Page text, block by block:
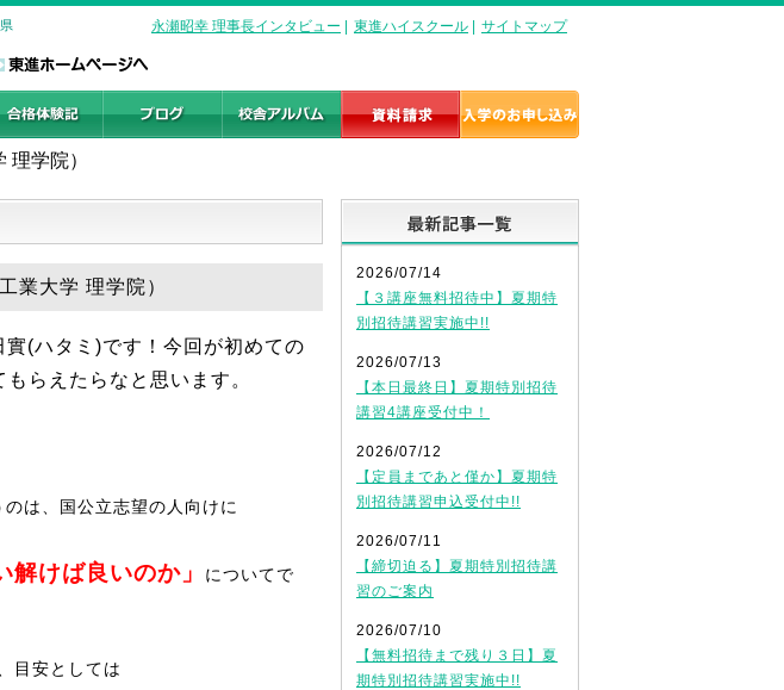
永瀬昭幸 理事長インタビュー 東進ハイスクール サイトマップ
理学院）
大学 理学院）
(ハタミ)です！今回が初めての
らえたらなと思います。
は、国公立志望の人向けに
解けば良いのか」
についてで
目安としては
2026/07/14
【３講座無料招待中】夏期特
別招待講習実施中!!
2026/07/13
【本日最終日】夏期特別招待
講習4講座受付中！
2026/07/12
【定員まであと僅か】夏期特
別招待講習申込受付中!!
2026/07/11
【締切迫る】夏期特別招待講
習のご案内
2026/07/10
【無料招待まで残り３日】夏
期特別招待講習実施中!!